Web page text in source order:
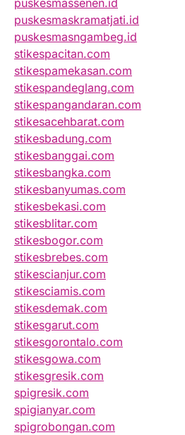
puskesmassenen.id
puskesmaskramatjati.id
puskesmasngambeg.id
stikespacitan.com
stikespamekasan.com
stikespandeglang.com
stikespangandaran.com
stikesacehbarat.com
stikesbadung.com
stikesbanggai.com
stikesbangka.com
stikesbanyumas.com
stikesbekasi.com
stikesblitar.com
stikesbogor.com
stikesbrebes.com
stikescianjur.com
stikesciamis.com
stikesdemak.com
stikesgarut.com
stikesgorontalo.com
stikesgowa.com
stikesgresik.com
spigresik.com
spigianyar.com
spigrobongan.com